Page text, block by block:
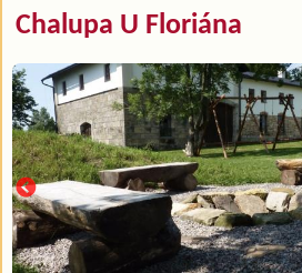
Chalupa U Floriána